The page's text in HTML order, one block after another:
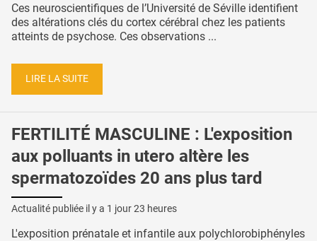
Ces neuroscientifiques de l’Université de Séville identifient
des altérations clés du cortex cérébral chez les patients
atteints de psychose. Ces observations ...
LIRE LA SUITE
FERTILITÉ MASCULINE : L'exposition
aux polluants in utero altère les
spermatozoïdes 20 ans plus tard
Actualité publiée il y a 1 jour 23 heures
L'exposition prénatale et infantile aux polychlorobiphényles